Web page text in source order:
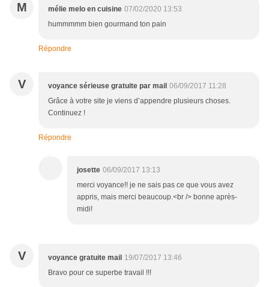
M mélie melo en cuisine 07/02/2020 13:53
hummmmm bien gourmand ton pain
Répondre
V voyance sérieuse gratuite par mail 06/09/2017 11:28
Grâce à votre site je viens d’appendre plusieurs choses.
Continuez !
Répondre
josette 06/09/2017 13:13
merci voyance!! je ne sais pas ce que vous avez
appris, mais merci beaucoup.<br /> bonne après-
midi!
V voyance gratuite mail 19/07/2017 13:46
Bravo pour ce superbe travail !!!